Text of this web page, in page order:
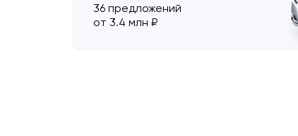
36 предложений
от 3.4 млн ₽